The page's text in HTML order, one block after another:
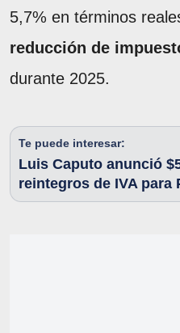
5,7% en términos
reducción de
durante 2025.
Te puede interesar:
Luis Caputo anunció
reintegros de IVA para